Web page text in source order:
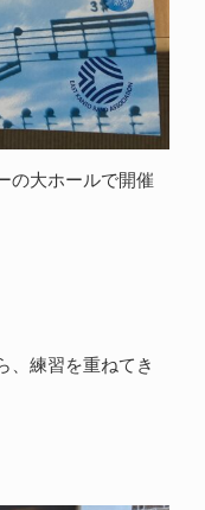
の大ホールで開催
、練習を重ねてき